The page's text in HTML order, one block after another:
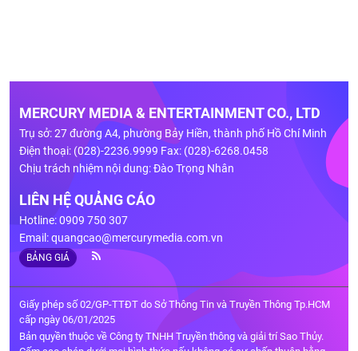
MERCURY MEDIA & ENTERTAINMENT CO., LTD
Trụ sở: 27 đường A4, phường Bảy Hiền, thành phố Hồ Chí Minh
Điện thoại: (028)-2236.9999 Fax: (028)-6268.0458
Chịu trách nhiệm nội dung: Đào Trọng Nhân
LIÊN HỆ QUẢNG CÁO
Hotline: 0909 750 307
Email:quangcao@mercurymedia.com.vn
BẢNG GIÁ
Giấy phép số 02/GP-TTĐT do Sở Thông Tin và Truyền Thông Tp.HCM
cấp ngày 06/01/2025
Bản quyền thuộc về Công ty TNHH Truyền thông và giải trí Sao Thủy.